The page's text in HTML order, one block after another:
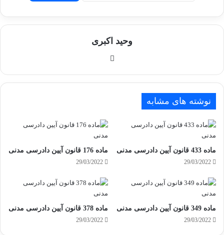
وحید اکبری
نوشته های مشابه
ماده 433 قانون آیین دادرسی مدنی
29/03/2022
ماده 176 قانون آیین دادرسی مدنی
29/03/2022
ماده 349 قانون آیین دادرسی مدنی
29/03/2022
ماده 378 قانون آیین دادرسی مدنی
29/03/2022